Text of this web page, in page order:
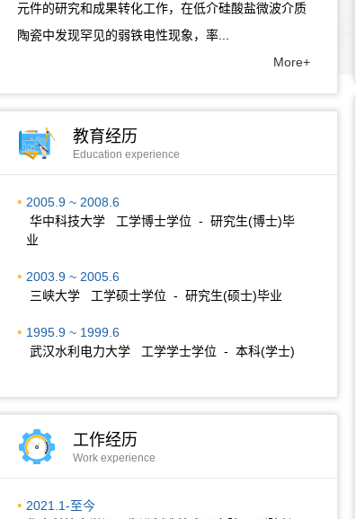
元件的研究和成果转化工作，在低介硅酸盐微波介质
陶瓷中发现罕见的弱铁电性现象，率...
More+
教育经历
Education experience
2005.9 ~ 2008.6
华中科技大学 工学博士学位 - 研究生(博士)毕
业
2003.9 ~ 2005.6
三峡大学 工学硕士学位 - 研究生(硕士)毕业
1995.9 ~ 1999.6
武汉水利电力大学 工学学士学位 - 本科(学士)
工作经历
Work experience
2021.1-至今